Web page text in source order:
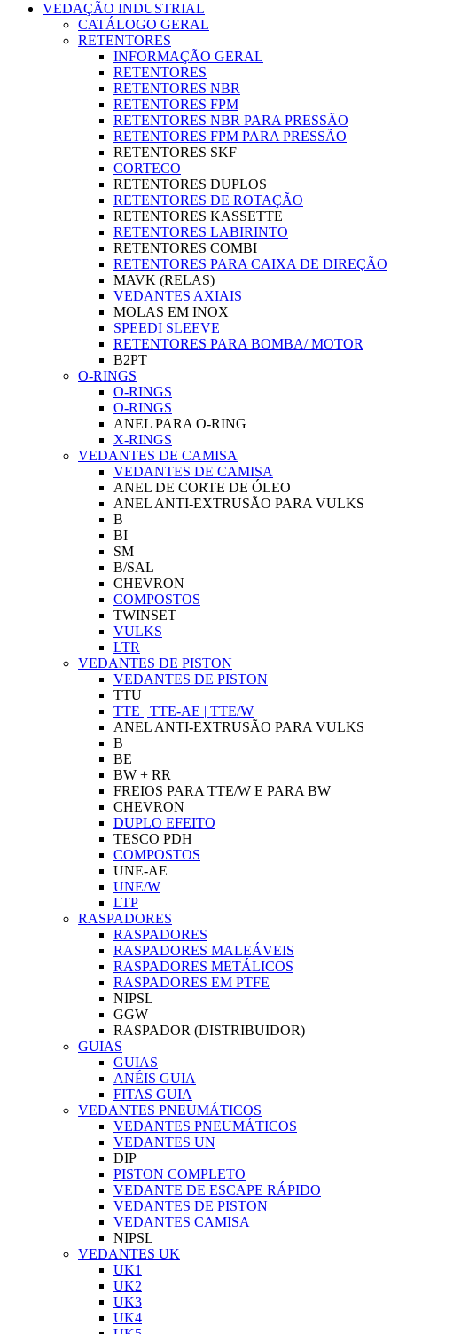
VEDAÇÃO INDUSTRIAL
CATÁLOGO GERAL
RETENTORES
INFORMAÇÃO GERAL
RETENTORES
RETENTORES NBR
RETENTORES FPM
RETENTORES NBR PARA PRESSÃO
RETENTORES FPM PARA PRESSÃO
RETENTORES SKF
CORTECO
RETENTORES DUPLOS
RETENTORES DE ROTAÇÃO
RETENTORES KASSETTE
RETENTORES LABIRINTO
RETENTORES COMBI
RETENTORES PARA CAIXA DE DIREÇÃO
MAVK (RELAS)
VEDANTES AXIAIS
MOLAS EM INOX
SPEEDI SLEEVE
RETENTORES PARA BOMBA/ MOTOR
B2PT
O-RINGS
O-RINGS
O-RINGS
ANEL PARA O-RING
X-RINGS
VEDANTES DE CAMISA
VEDANTES DE CAMISA
ANEL DE CORTE DE ÓLEO
ANEL ANTI-EXTRUSÃO PARA VULKS
B
BI
SM
B/SAL
CHEVRON
COMPOSTOS
TWINSET
VULKS
LTR
VEDANTES DE PISTON
VEDANTES DE PISTON
TTU
TTE | TTE-AE | TTE/W
ANEL ANTI-EXTRUSÃO PARA VULKS
B
BE
BW + RR
FREIOS PARA TTE/W E PARA BW
CHEVRON
DUPLO EFEITO
TESCO PDH
COMPOSTOS
UNE-AE
UNE/W
LTP
RASPADORES
RASPADORES
RASPADORES MALEÁVEIS
RASPADORES METÁLICOS
RASPADORES EM PTFE
NIPSL
GGW
RASPADOR (DISTRIBUIDOR)
GUIAS
GUIAS
ANÉIS GUIA
FITAS GUIA
VEDANTES PNEUMÁTICOS
VEDANTES PNEUMÁTICOS
VEDANTES UN
DIP
PISTON COMPLETO
VEDANTE DE ESCAPE RÁPIDO
VEDANTES DE PISTON
VEDANTES CAMISA
NIPSL
VEDANTES UK
UK1
UK2
UK3
UK4